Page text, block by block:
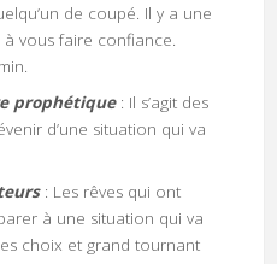
de coupé. Il y a une
vous faire confiance.
prophétique : Il s’agit des
d’une situation qui va
: Les rêves qui ont
à une situation qui va
choix et grand tournant